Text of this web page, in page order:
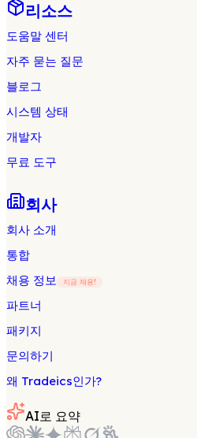
리소스
도움말 센터
자주 묻는 질문
블로그
시스템 상태
개발자
무료 도구
회사
회사 소개
통합
채용 정보
지금 채용!
파트너
패키지
문의하기
왜 Tradeics인가?
AI로 요약